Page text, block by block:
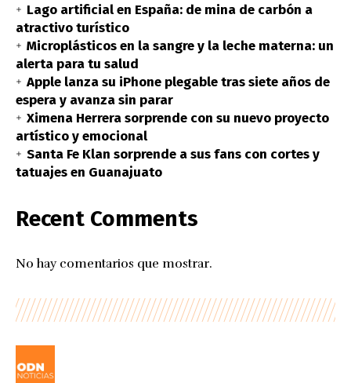
Lago artificial en España: de mina de carbón a
atractivo turístico
Microplásticos en la sangre y la leche materna: un
alerta para tu salud
Apple lanza su iPhone plegable tras siete años de
espera y avanza sin parar
Ximena Herrera sorprende con su nuevo proyecto
artístico y emocional
Santa Fe Klan sorprende a sus fans con cortes y
tatuajes en Guanajuato
Recent Comments
No hay comentarios que mostrar.